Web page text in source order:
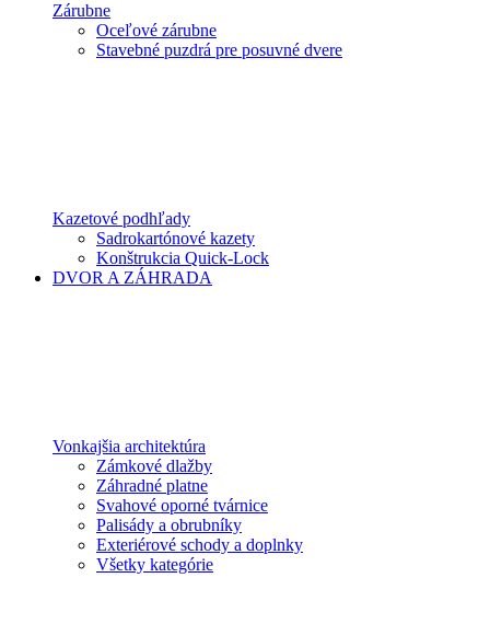
Zárubne
Oceľové zárubne
Stavebné puzdrá pre posuvné dvere
Kazetové podhľady
Sadrokartónové kazety
Konštrukcia Quick-Lock
DVOR A ZÁHRADA
Vonkajšia architektúra
Zámkové dlažby
Záhradné platne
Svahové oporné tvárnice
Palisády a obrubníky
Exteriérové schody a doplnky
Všetky kategórie